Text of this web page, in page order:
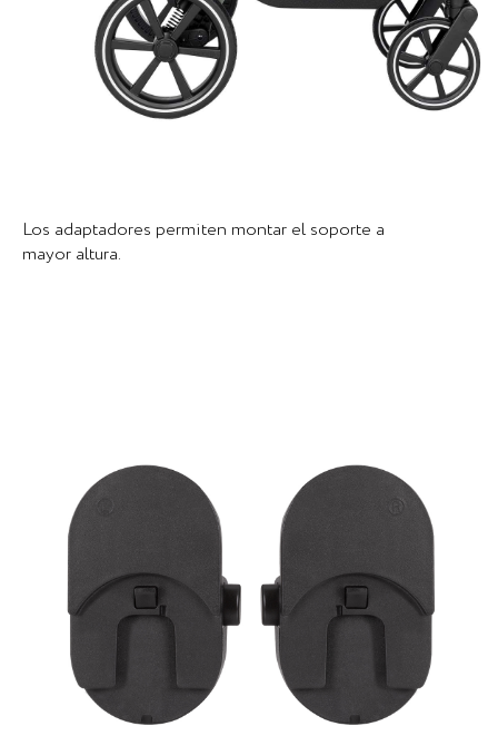
Los adaptadores permiten montar el soporte a
mayor altura.